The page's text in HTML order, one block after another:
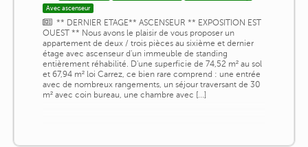
Avec ascenseur
** DERNIER ETAGE** ASCENSEUR ** EXPOSITION EST
OUEST ** Nous avons le plaisir de vous proposer un
appartement de deux / trois pièces au sixième et dernier
étage avec ascenseur d'un immeuble de standing
entièrement réhabilité. D'une superficie de 74,52 m² au sol
et 67,94 m² loi Carrez, ce bien rare comprend : une entrée
avec de nombreux rangements, un séjour traversant de 30
m² avec coin bureau, une chambre avec [...]